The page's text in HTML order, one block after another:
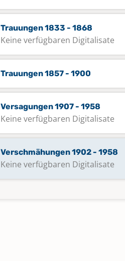
Trauungen 1833 - 1868
Keine verfügbaren Digitalisate
Trauungen 1857 - 1900
Versagungen 1907 - 1958
Keine verfügbaren Digitalisate
Verschmähungen 1902 - 1958
Keine verfügbaren Digitalisate